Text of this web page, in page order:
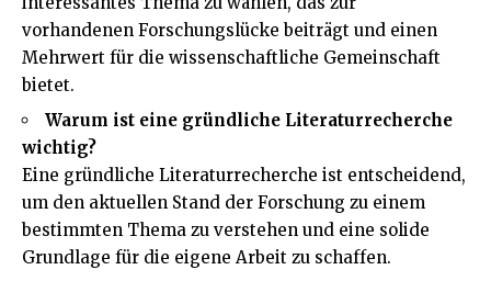
vorhandenen Forschungslücke beiträgt und einen
Mehrwert für die wissenschaftliche Gemeinschaft
bietet.
Warum ist eine gründliche Literaturrecherche
wichtig?
Eine gründliche Literaturrecherche ist entscheidend,
um den aktuellen Stand der Forschung zu einem
bestimmten Thema zu verstehen und eine solide
Grundlage für die eigene Arbeit zu schaffen.